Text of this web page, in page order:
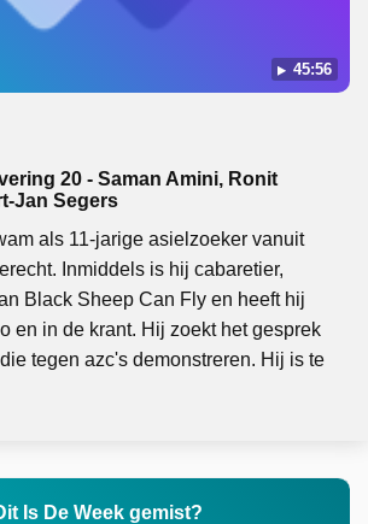
45:56
20 - Saman Amini, Ronit
Jan Segers
als 11-jarige asielzoeker vanuit
Inmiddels is hij cabaretier,
Black Sheep Can Fly en heeft hij
en in de krant. Hij zoekt het gesprek
tegen azc's demonstreren. Hij is te
Is De Week gemist?